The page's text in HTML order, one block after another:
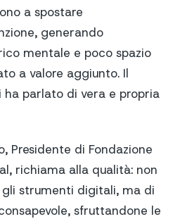
a spostare
generando
mentale e poco spazio
a valore aggiunto. Il
ha parlato di vera e propria
Presidente di Fondazione
richiama alla qualità: non
strumenti digitali, ma di
sfruttandone le